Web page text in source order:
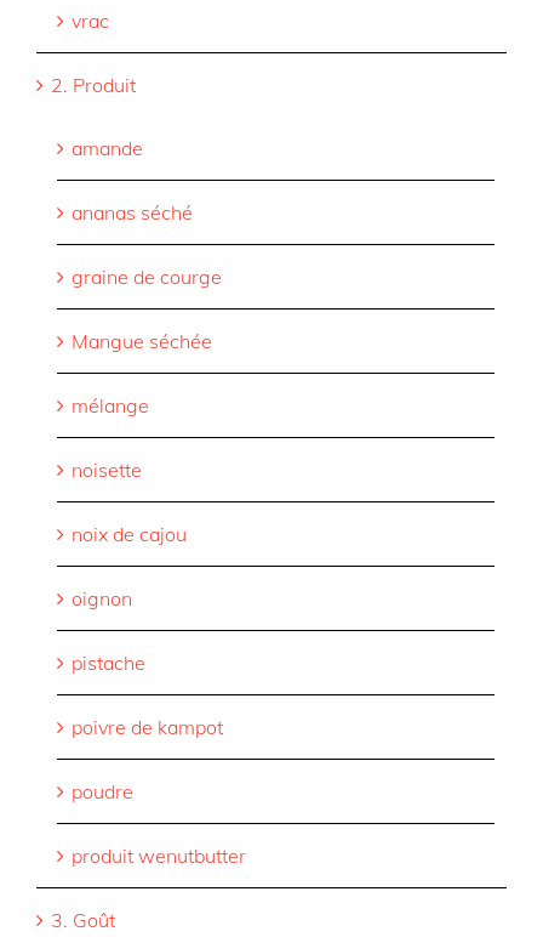
vrac
2. Produit
amande
ananas séché
graine de courge
Mangue séchée
mélange
noisette
noix de cajou
oignon
pistache
poivre de kampot
poudre
produit wenutbutter
3. Goût